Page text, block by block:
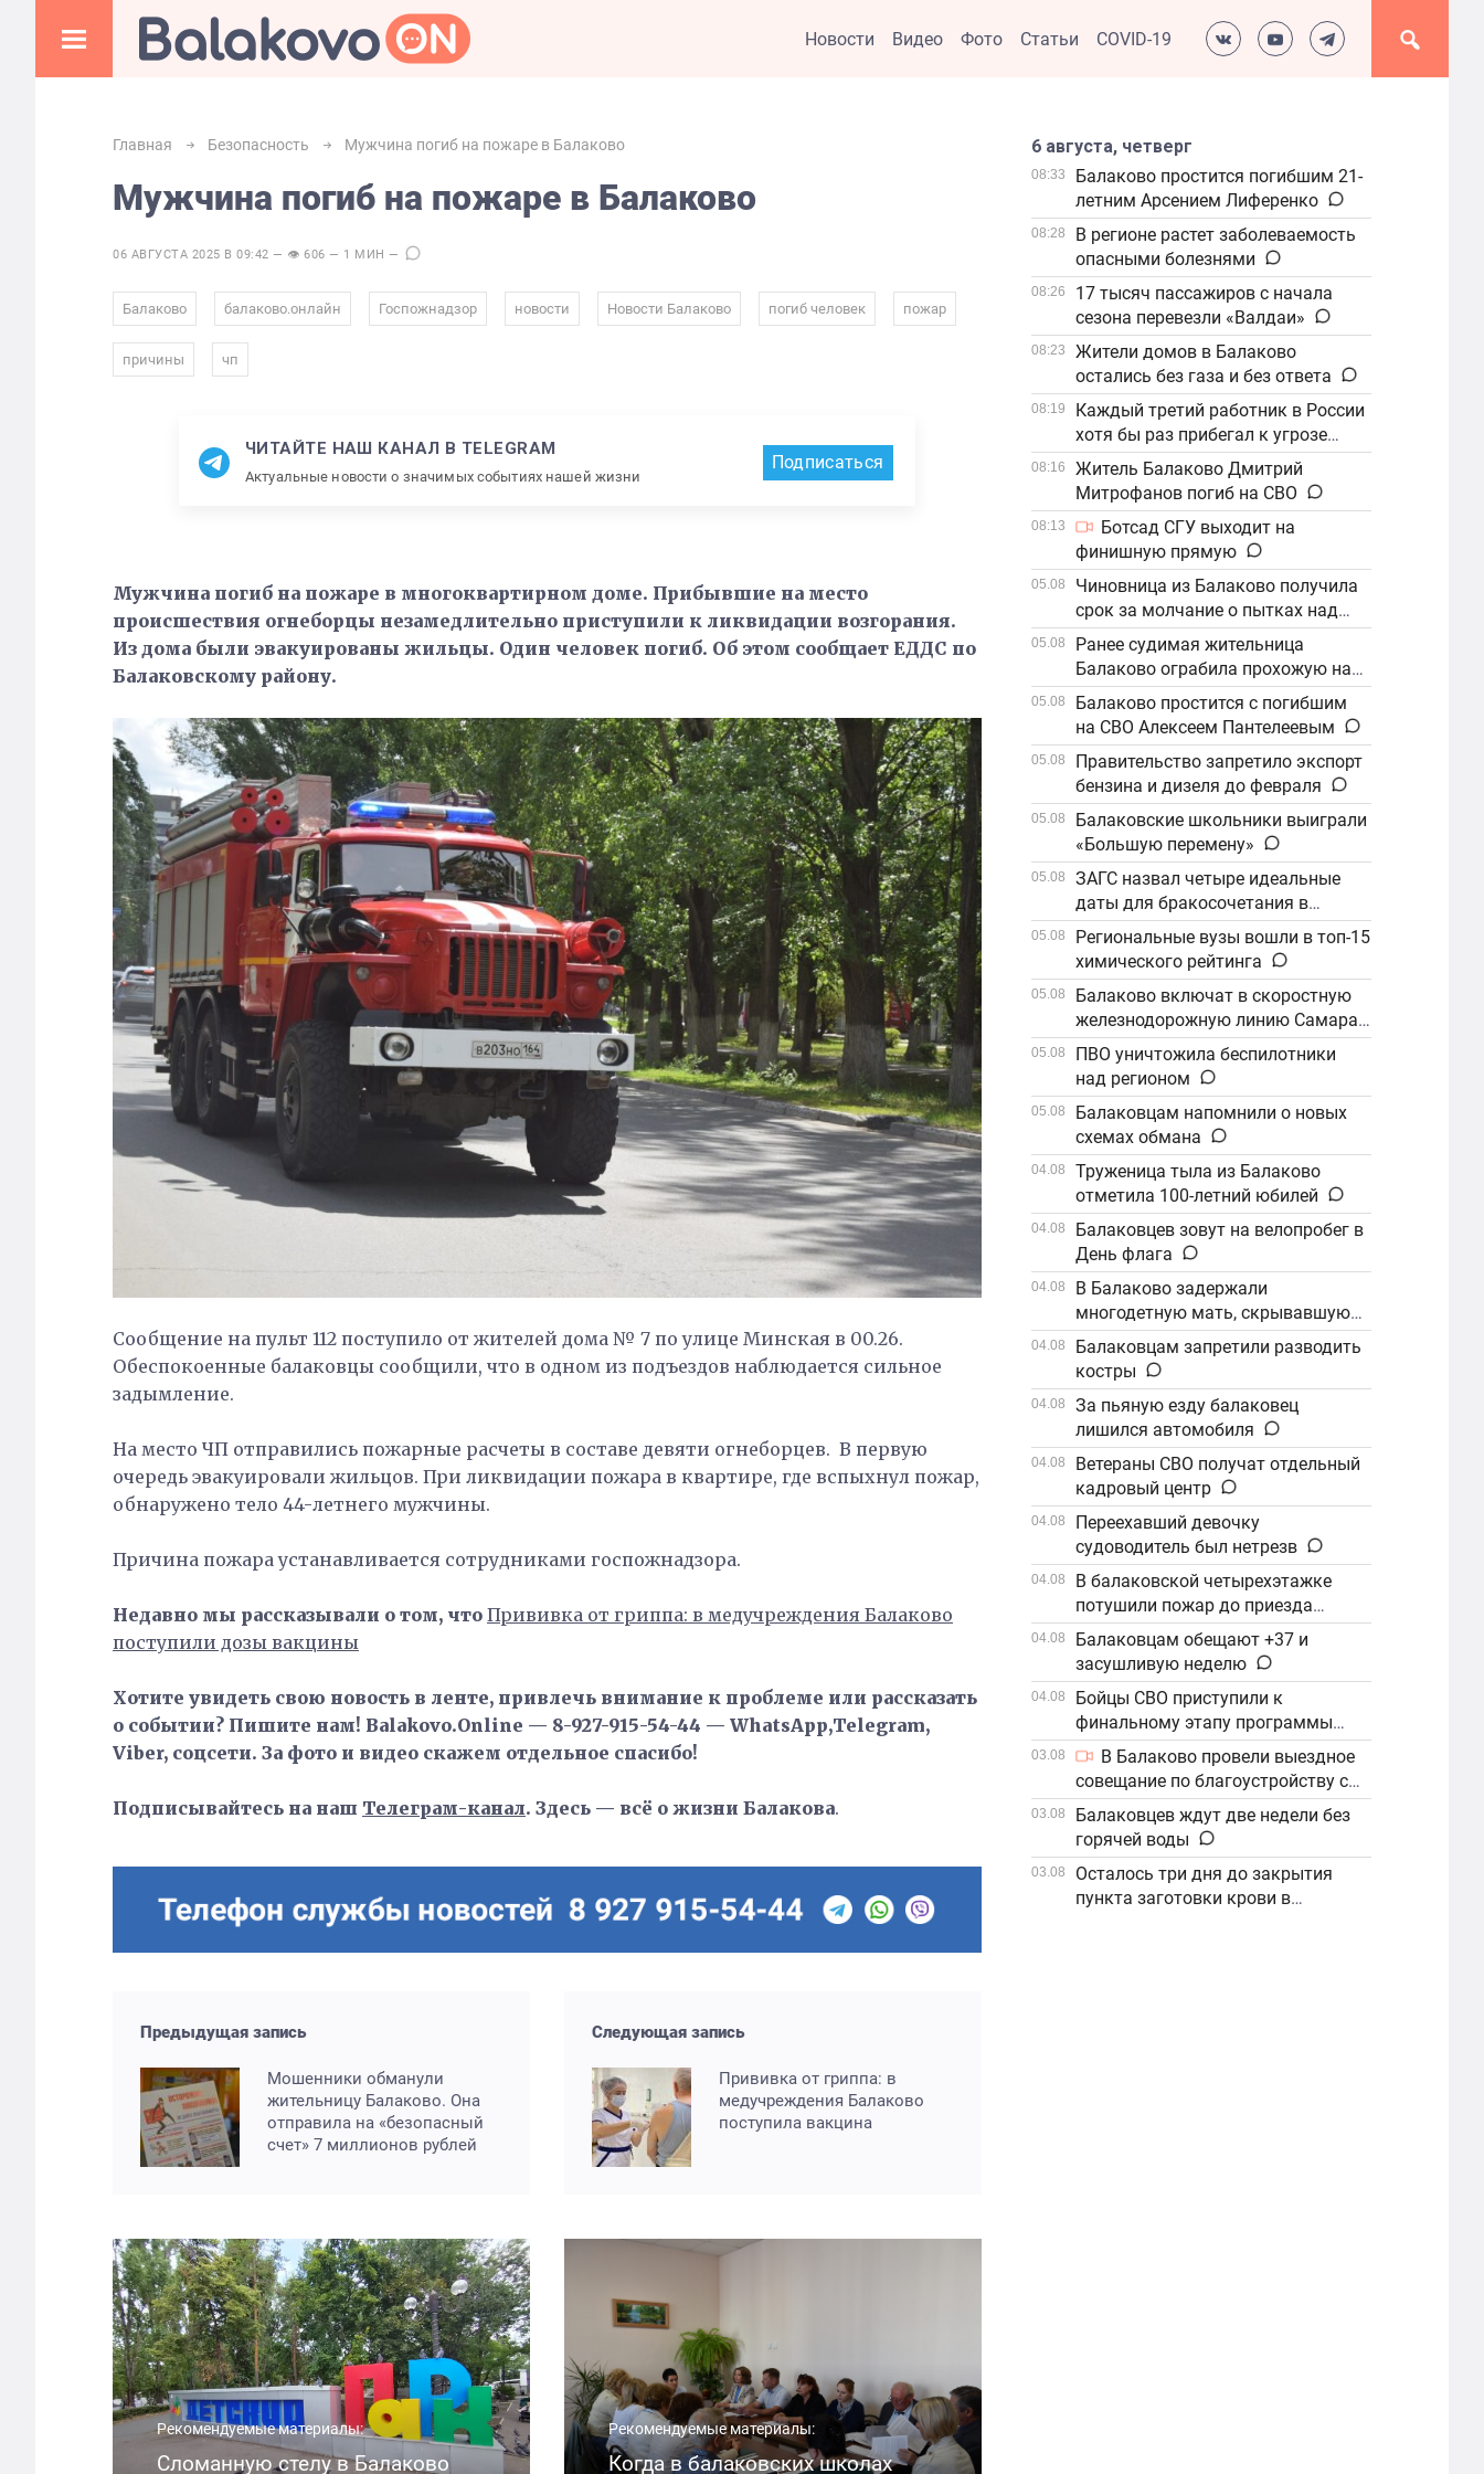
Новости Видео Фото Статьи COVID-19
Главная Безопасность Мужчина погиб на пожаре в Балаково
Мужчина погиб на пожаре в Балаково
06 АВГУСТА 2025 В 09:42 — 👁 606 — 1 МИН —
Балаково балаково.онлайн Госпожнадзор новости Новости Балаково погиб человек пожар
причины чп
ЧИТАЙТЕ НАШ КАНАЛ В TELEGRAM
Актуальные новости о значимых событиях нашей жизни
Подписаться
Мужчина погиб на пожаре в многоквартирном доме. Прибывшие на место
происшествия огнеборцы незамедлительно приступили к ликвидации возгорания.
Из дома были эвакуированы жильцы. Один человек погиб. Об этом сообщает ЕДДС по
Балаковскому району.
Сообщение на пульт 112 поступило от жителей дома № 7 по улице Минская в 00.26.
Обеспокоенные балаковцы сообщили, что в одном из подъездов наблюдается сильное
задымление.
На место ЧП отправились пожарные расчеты в составе девяти огнеборцев. В первую
очередь эвакуировали жильцов. При ликвидации пожара в квартире, где вспыхнул пожар,
обнаружено тело 44-летнего мужчины.
Причина пожара устанавливается сотрудниками госпожнадзора.
Недавно мы рассказывали о том, что Прививка от гриппа: в медучреждения Балаково
поступили дозы вакцины
Хотите увидеть свою новость в ленте, привлечь внимание к проблеме или рассказать
о событии? Пишите нам! Balakovo.Online — 8-927-915-54-44 — WhatsApp,Telegram,
Viber, соцсети. За фото и видео скажем отдельное спасибо!
Подписывайтесь на наш Телеграм-канал. Здесь — всё о жизни Балакова.
Предыдущая запись
Мошенники обманули
жительницу Балаково. Она
отправила на «безопасный
счет» 7 миллионов рублей
Следующая запись
Прививка от гриппа: в
медучреждения Балаково
поступила вакцина
Рекомендуемые материалы:
Сломанную стелу в Балаково
Рекомендуемые материалы:
Когда в балаковских школах
6 августа, четверг
08:33
Балаково простится погибшим 21-
летним Арсением Лиференко
08:28
В регионе растет заболеваемость
опасными болезнями
08:26
17 тысяч пассажиров с начала
сезона перевезли «Валдаи»
08:23
Жители домов в Балаково
остались без газа и без ответа
08:19
Каждый третий работник в России
хотя бы раз прибегал к угрозе
увольнения
08:16
Житель Балаково Дмитрий
Митрофанов погиб на СВО
08:13
Ботсад СГУ выходит на
финишную прямую
05.08
Чиновница из Балаково получила
срок за молчание о пытках над
детьми
05.08
Ранее судимая жительница
Балаково ограбила прохожую на
улице
05.08
Балаково простится с погибшим
на СВО Алексеем Пантелеевым
05.08
Правительство запретило экспорт
бензина и дизеля до февраля
05.08
Балаковские школьники выиграли
«Большую перемену»
05.08
ЗАГС назвал четыре идеальные
даты для бракосочетания в
сентябре
05.08
Региональные вузы вошли в топ-15
химического рейтинга
05.08
Балаково включат в скоростную
железнодорожную линию Самара–
Саратов
05.08
ПВО уничтожила беспилотники
над регионом
05.08
Балаковцам напомнили о новых
схемах обмана
04.08
Труженица тыла из Балаково
отметила 100-летний юбилей
04.08
Балаковцев зовут на велопробег в
День флага
04.08
В Балаково задержали
многодетную мать, скрывавшуюся
от алиментов
04.08
Балаковцам запретили разводить
костры
04.08
За пьяную езду балаковец
лишился автомобиля
04.08
Ветераны СВО получат отдельный
кадровый центр
04.08
Переехавший девочку
судоводитель был нетрезв
04.08
В балаковской четырехэтажке
потушили пожар до приезда
огнеборцев
04.08
Балаковцам обещают +37 и
засушливую неделю
04.08
Бойцы СВО приступили к
финальному этапу программы
«Наши Герои»
03.08
В Балаково провели выездное
совещание по благоустройству с
участием компании «ФосАгро»
03.08
Балаковцев ждут две недели без
горячей воды
03.08
Осталось три дня до закрытия
пункта заготовки крови в